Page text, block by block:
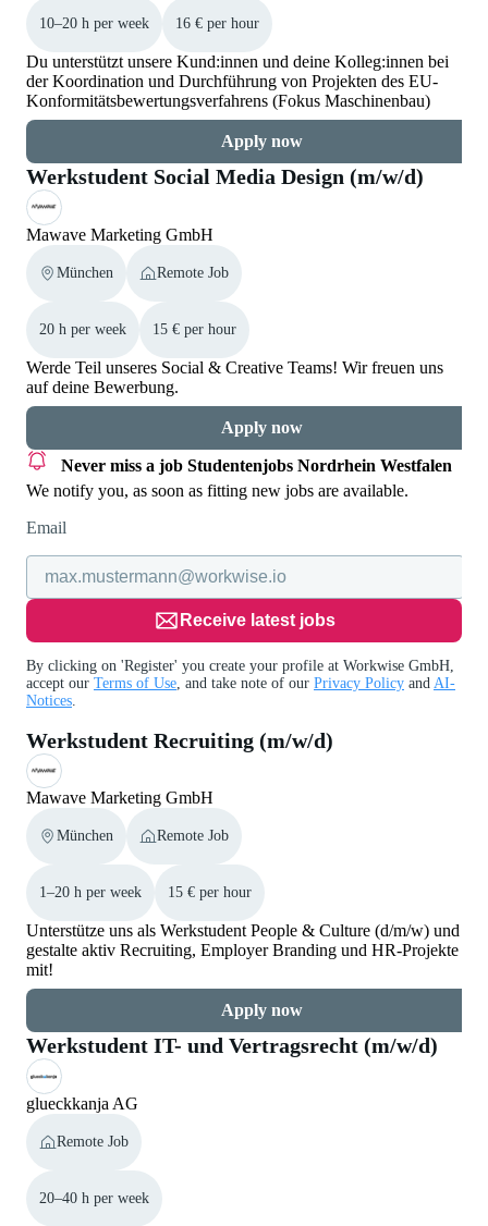
10–20 h per week 16 € per hour
Du unterstützt unsere Kund:innen und deine Kolleg:innen bei
der Koordination und Durchführung von Projekten des EU-
Konformitätsbewertungsverfahrens (Fokus Maschinenbau)
Apply now
Werkstudent Social Media Design (m/w/d)
Mawave Marketing GmbH
München Remote Job
20 h per week 15 € per hour
Werde Teil unseres Social & Creative Teams! Wir freuen uns
auf deine Bewerbung.
Apply now
Never miss a job Studentenjobs Nordrhein Westfalen
We notify you, as soon as fitting new jobs are available.
Email
Receive latest jobs
By clicking on 'Register' you create your profile at Workwise GmbH,
accept our Terms of Use , and take note of our Privacy Policy and AI-
Notices
Werkstudent Recruiting (m/w/d)
Mawave Marketing GmbH
München Remote Job
1–20 h per week 15 € per hour
Unterstütze uns als Werkstudent People & Culture (d/m/w) und
gestalte aktiv Recruiting, Employer Branding und HR-Projekte
mit!
Apply now
Werkstudent IT- und Vertragsrecht (m/w/d)
glueckkanja AG
Remote Job
20–40 h per week